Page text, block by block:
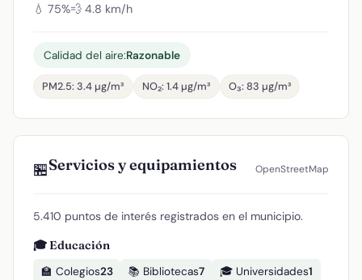
💧 75%💨 4.8 km/h
Calidad del aire:Razonable
PM2.5: 3.4 µg/m³ NO₂: 1.4 µg/m³ O₃: 83 µg/m³
🏪Servicios y equipamientos OpenStreetMap
5.410 puntos de interés registrados en el municipio.
🎓 Educación
🏫 Colegios23 📚 Bibliotecas7 🎓 Universidades1